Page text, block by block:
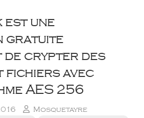
est une
gratuite
de crypter des
fichiers avec
AES 256
Mosquetayre